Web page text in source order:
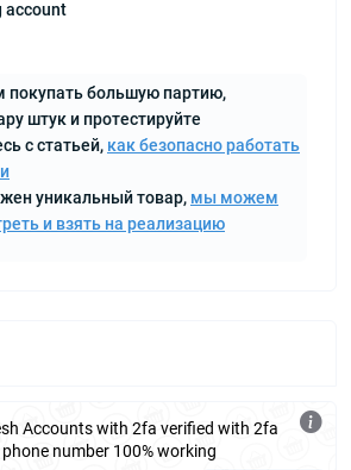
account
большую партию,
штук и протестируйте
с статьей, как безопасно работать
уникальный товар, мы можем
и взять на реализацию
Accounts with 2fa verified with 2fa
number 100% working